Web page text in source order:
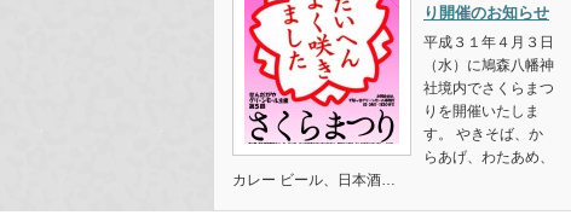
り開催のお知らせ
平成３１年４月３日
（水）に鳩森八幡神
社境内でさくらまつ
りを開催いたしま
す。 やきそば、か
らあげ、わたあめ、
カレー ビール、日本酒…